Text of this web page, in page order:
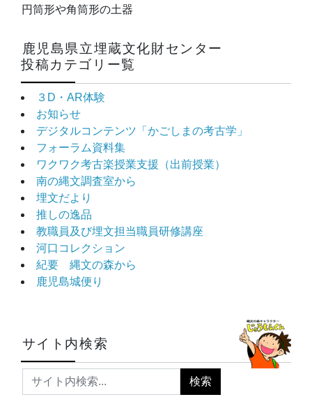
鹿児島県立埋蔵文化財センター
投稿カテゴリー覧
３D・AR体験
お知らせ
デジタルコンテンツ「かごしまの考古学」
フォーラム資料集
ワクワク考古楽授業支援（出前授業）
南の縄文調査室から
埋文だより
推しの逸品
教職員及び埋文担当職員研修講座
河口コレクション
紀要 縄文の森から
鹿児島城便り
サイト内検索
円筒形や角筒形の土器